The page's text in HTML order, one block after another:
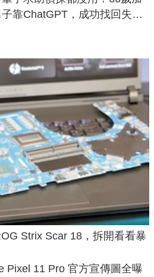
靠ChatGPT，成功找回失散
Strix Scar 18，拆開看看暴
Pixel 11 Pro 官方宣傳圖全曝